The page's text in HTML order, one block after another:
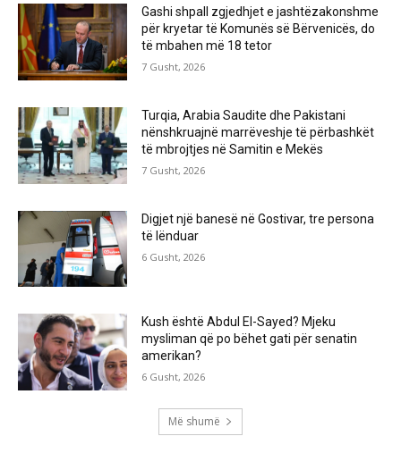
Gashi shpall zgjedhjet e jashtëzakonshme
për kryetar të Komunës së Bërvenicës, do
të mbahen më 18 tetor
7 Gusht, 2026
Turqia, Arabia Saudite dhe Pakistani
nënshkruajnë marrëveshje të përbashkët
të mbrojtjes në Samitin e Mekës
7 Gusht, 2026
Digjet një banesë në Gostivar, tre persona
të lënduar
6 Gusht, 2026
Kush është Abdul El-Sayed? Mjeku
mysliman që po bëhet gati për senatin
amerikan?
6 Gusht, 2026
Më shumë